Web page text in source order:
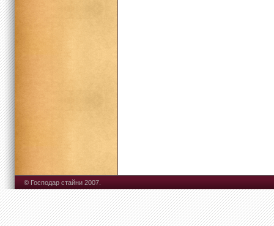
© Господар стайни 2007.